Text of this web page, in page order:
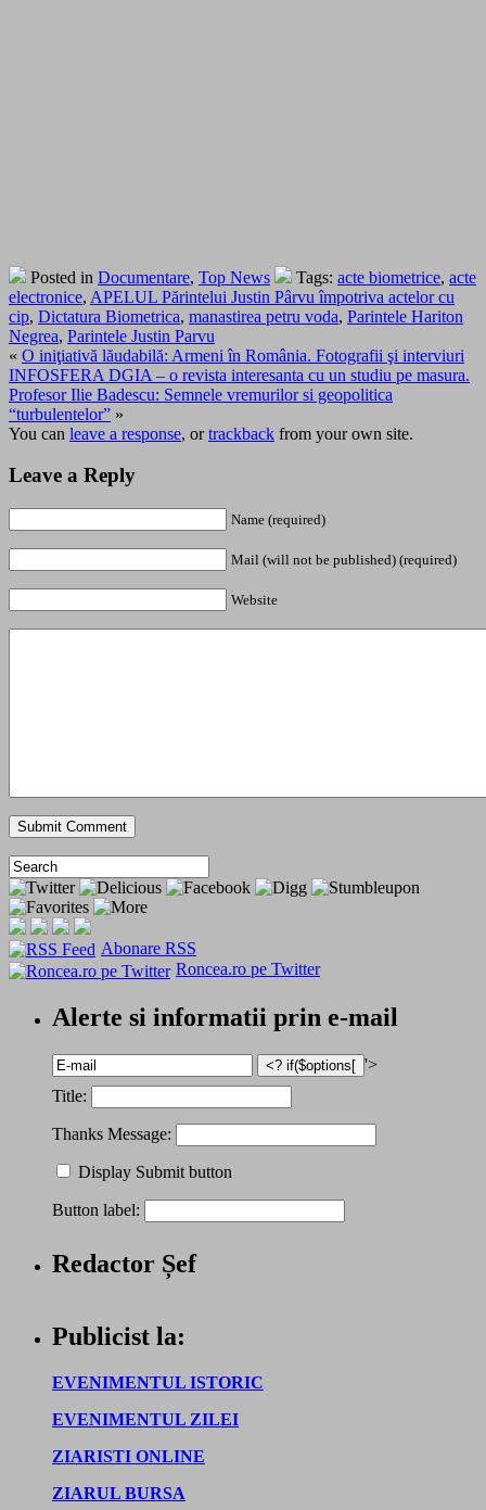
Posted in Documentare, Top News Tags: acte biometrice, acte
electronice, APELUL Părintelui Justin Pârvu împotriva actelor cu
cip, Dictatura Biometrica, manastirea petru voda, Parintele Hariton
Negrea, Parintele Justin Parvu
« O iniţiativă lăudabilă: Armeni în România. Fotografii şi interviuri
INFOSFERA DGIA – o revista interesanta cu un studiu pe masura.
Profesor Ilie Badescu: Semnele vremurilor si geopolitica
“turbulentelor” »
You can leave a response, ortrackback from your own site.
Leave a Reply
Name (required)
Mail (will not be published) (required)
Website
Abonare RSS
Roncea.ro pe Twitter
Alerte si informatii prin e-mail
'>
Title:
Thanks Message:
Display Submit button
Button label:
Redactor Șef
Publicist la:
EVENIMENTUL ISTORIC
EVENIMENTUL ZILEI
ZIARISTI ONLINE
ZIARUL BURSA